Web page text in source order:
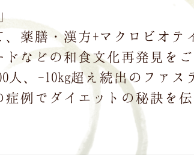
、薬膳・漢方+マクロビオテ
ドなどの和食文化再発見をご
人、-10kg超え続出のファ
症例でダイエットの秘訣を伝